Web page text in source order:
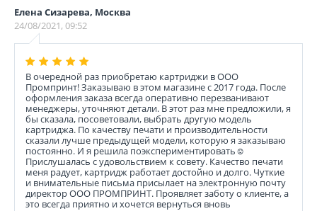
Елена Сизарева, Москва
24/08/2021, 09:52
В очередной раз приобретаю картриджи в ООО
Промпринт! Заказываю в этом магазине с 2017 года. После
оформления заказа всегда оперативно перезванивают
менеджеры, уточняют детали. В этот раз мне предложили, я
бы сказала, посоветовали, выбрать другую модель
картриджа. По качеству печати и производительности
сказали лучше предыдущей модели, которую я заказываю
постоянно. И я решила поэкспериментировать☺️
Прислушалась с удовольствием к совету. Качество печати
меня радует, картридж работает достойно и долго. Чуткие
и внимательные письма присылает на электронную почту
директор ООО ПРОМПРИНТ. Проявляет заботу о клиенте, а
это всегда приятно и хочется вернуться вновь